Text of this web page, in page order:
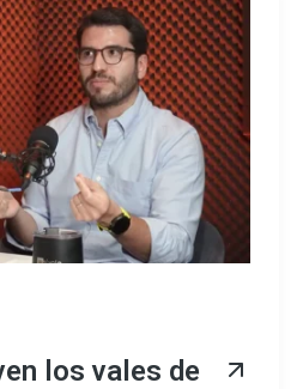
los vales de